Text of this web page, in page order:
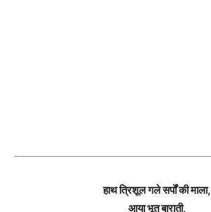
हाथ त्रिशूल गले सर्पों की माला,
आया भूत बाराती,